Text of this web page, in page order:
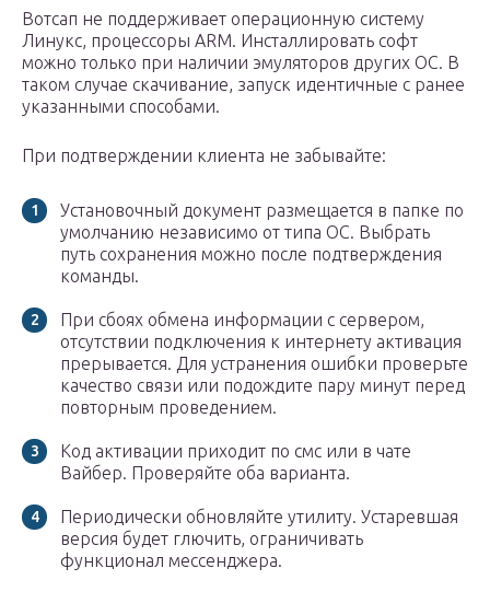
Вотсап не поддерживает операционную систему
Линукс, процессоры ARM. Инсталлировать софт
можно только при наличии эмуляторов других ОС. В
таком случае скачивание, запуск идентичные с ранее
указанными способами.
При подтверждении клиента не забывайте:
Установочный документ размещается в папке по
умолчанию независимо от типа ОС. Выбрать
путь сохранения можно после подтверждения
команды.
При сбоях обмена информации с сервером,
отсутствии подключения к интернету активация
прерывается. Для устранения ошибки проверьте
качество связи или подождите пару минут перед
повторным проведением.
Код активации приходит по смс или в чате
Вайбер. Проверяйте оба варианта.
Периодически обновляйте утилиту. Устаревшая
версия будет глючить, ограничивать
функционал мессенджера.